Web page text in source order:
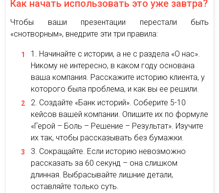
Как начать использовать это уже завтра?
Чтобы ваши презентации перестали быть
«снотворным», внедрите эти три правила:
Начинайте с истории, а не с раздела «О нас».
Никому не интересно, в каком году основана
ваша компания. Расскажите историю клиента, у
которого была проблема, и как вы ее решили.
Создайте «Банк историй». Соберите 5-10
кейсов вашей компании. Опишите их по формуле
«Герой – Боль – Решение – Результат». Изучите
их так, чтобы рассказывать без бумажки.
Сокращайте. Если историю невозможно
рассказать за 60 секунд – она слишком
длинная. Выбрасывайте лишние детали,
оставляйте только суть.